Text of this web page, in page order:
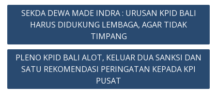
Post
navigation
SEKDA DEWA MADE INDRA : URUSAN KPID BALI
HARUS DIDUKUNG LEMBAGA, AGAR TIDAK
TIMPANG
PLENO KPID BALI ALOT, KELUAR DUA SANKSI DAN
SATU REKOMENDASI PERINGATAN KEPADA KPI
PUSAT